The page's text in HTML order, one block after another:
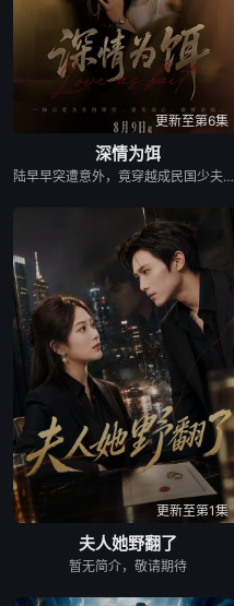
更新至第6集
深情为饵
陆早早突遭意外，竟穿越成民国少夫人苏沐晚，醒来，却是丈夫枪口相对、父母冤案、连环下毒……她于绝境中步步破局，与“醋精”少爷凌慎行从生死对立到情根深重，可就在浓情蜜意时，她骤然梦醒归现代，转角竟撞见那个熟悉的“他”！
更新至第1集
夫人她野翻了
暂无简介，敬请期待